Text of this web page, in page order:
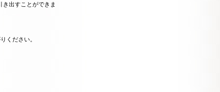
出すことができま
ください。